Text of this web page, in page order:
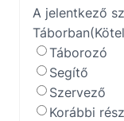
A jelentkező
Táborban
Táborozó
Segítő
Szervező
Korábbi